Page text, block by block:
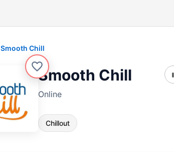
Smooth Chill
Smooth Chill
Online
Chillout